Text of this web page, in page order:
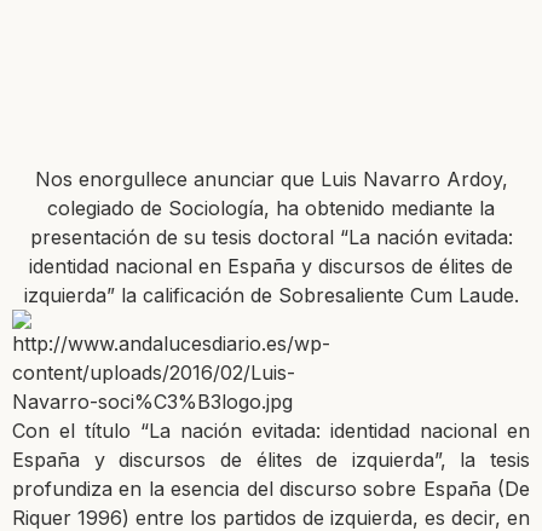
Nos enorgullece anunciar que Luis Navarro Ardoy,
colegiado de Sociología, ha obtenido mediante la
presentación de su tesis doctoral “La nación evitada:
identidad nacional en España y discursos de élites de
izquierda” la calificación de Sobresaliente Cum Laude.
Con el título “La nación evitada: identidad nacional en
España y discursos de élites de izquierda”, la tesis
profundiza en la esencia del discurso sobre España (De
Riquer 1996) entre los partidos de izquierda, es decir, en